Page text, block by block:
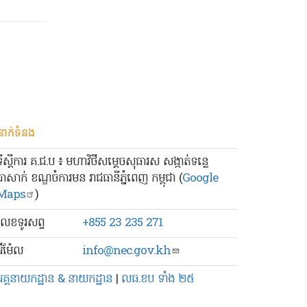
ាក់ទំនង
ដីការ គ.ជ.ប ៖ មហាវិថីសម្ដេចសុធារស សង្កាត់ទន្លេ
សាក់ ខណ្ឌចំការមន រាជធានីភ្នំពេញ កម្ពុជា (Google
)
ខ​ទូរសព្ទ
+855 23 235 271
ែល
info@nec.gov.kh
គនាយកដ្ឋាន & នាយកដ្ឋាន | លធ.ខប ទាំង ២៥